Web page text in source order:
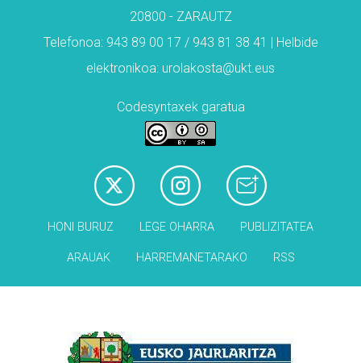
20800 - ZARAUTZ
Telefonoa: 943 89 00 17 / 943 81 38 41 | Helbide
elektronikoa: urolakosta@ukt.eus
Codesyntaxek garatua
HONI BURUZ LEGE OHARRA PUBLIZITATEA
ARAUAK HARREMANETARAKO RSS